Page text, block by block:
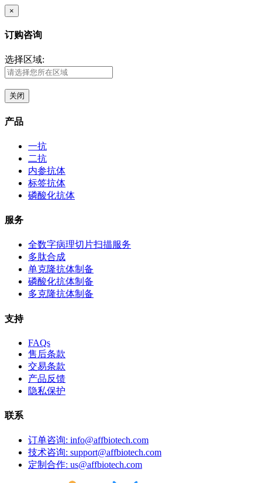
×
订购咨询
选择区域:
关闭
产品
一抗
二抗
内参抗体
标签抗体
磷酸化抗体
服务
全数字病理切片扫描服务
多肽合成
单克隆抗体制备
磷酸化抗体制备
多克隆抗体制备
支持
FAQs
售后条款
交易条款
产品反馈
隐私保护
联系
订单咨询: info@affbiotech.com
技术咨询: support@affbiotech.com
定制合作: us@affbiotech.com